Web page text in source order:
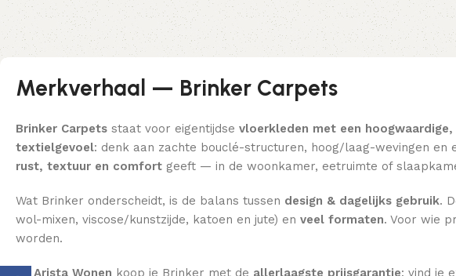
Merkverhaal — Brinker Carpets
Brinker Carpets staat voor eigentijdse vloerkleden met een
textielgevoel: denk aan zachte bouclé-structuren, hoog/laag-wevingen
rust, textuur en comfort geeft — in de woonkamer, eetruimte of
Wat Brinker onderscheidt, is de balans tussen design & dagelijks gebruik.
wol-mixen, viscose/kunstzijde, katoen en jute) en veel formaten. Voor wie
worden.
Bij Arista Wonen koop je Brinker met de allerlaagste prijsgarantie: vind je